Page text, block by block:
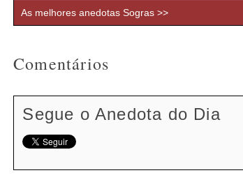
As melhores anedotas Sogras >>
Comentários
Segue o Anedota do Dia